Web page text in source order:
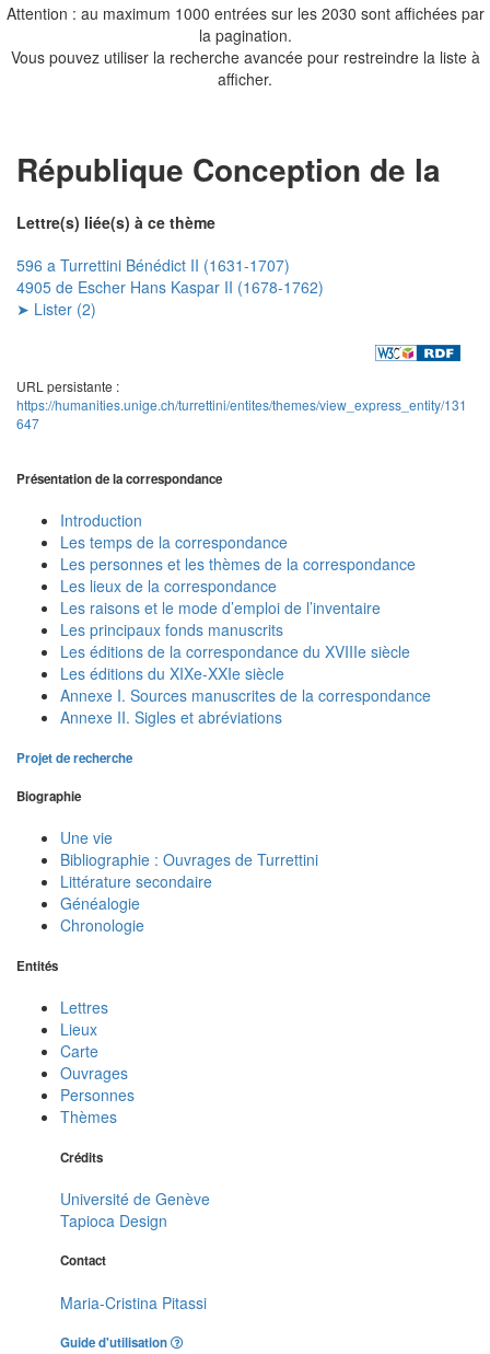
Attention : au maximum 1000 entrées sur les 2030 sont affichées par
la pagination.
Vous pouvez utiliser la recherche avancée pour restreindre la liste à
afficher.
République Conception de la
Lettre(s) liée(s) à ce thème
596 a Turrettini Bénédict II (1631-1707)
4905 de Escher Hans Kaspar II (1678-1762)
➤ Lister (2)
URL persistante :
https://humanities.unige.ch/turrettini/entites/themes/view_express_entity/131
647
Présentation de la correspondance
Introduction
Les temps de la correspondance
Les personnes et les thèmes de la correspondance
Les lieux de la correspondance
Les raisons et le mode d’emploi de l’inventaire
Les principaux fonds manuscrits
Les éditions de la correspondance du XVIIIe siècle
Les éditions du XIXe-XXIe siècle
Annexe I. Sources manuscrites de la correspondance
Annexe II. Sigles et abréviations
Projet de recherche
Biographie
Une vie
Bibliographie : Ouvrages de Turrettini
Littérature secondaire
Généalogie
Chronologie
Entités
Lettres
Lieux
Carte
Ouvrages
Personnes
Thèmes
Crédits
Université de Genève
Tapioca Design
Contact
Maria-Cristina Pitassi
Guide d'utilisation